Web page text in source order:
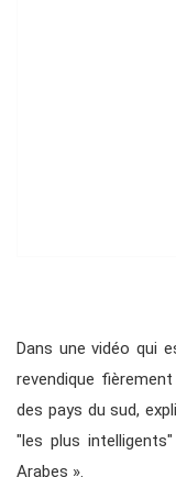
Dans une vidéo qui
revendique
des pays du sud,
"les plus
Arabes ».